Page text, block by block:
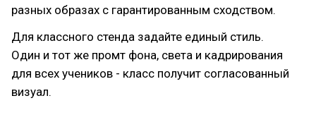
разных образах с гарантированным сходством.
Для классного стенда задайте единый стиль.
Один и тот же промт фона, света и кадрирования
для всех учеников - класс получит согласованный
визуал.